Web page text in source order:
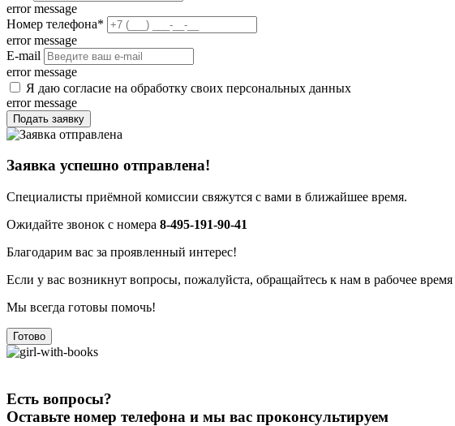
error message
Номер телефона*
error message
E-mail
error message
Я даю согласие на обработку своих персональных данных
error message
Подать заявку
Заявка успешно отправлена!
Специалисты приёмной комиссии свяжутся с вами в ближайшее время.
Ожидайте звонок с номера 8-495-191-90-41
Благодарим вас за проявленный интерес!
Если у вас возникнут вопросы, пожалуйста, обращайтесь к нам в рабочее время
Мы всегда готовы помочь!
Готово
Есть вопросы?
Оставьте номер телефона и мы вас проконсультируем